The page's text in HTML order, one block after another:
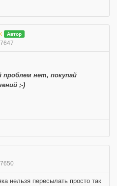
Автор
проблем нет, покупай
;-)
нельзя пересылать просто так